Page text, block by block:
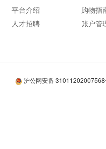
平台介绍
人才招聘
购物指
账户管
沪公网安备 31011202007568